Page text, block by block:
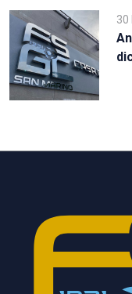
30